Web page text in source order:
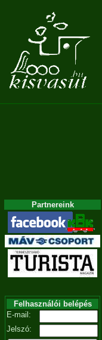
Partnereink
Felhasználói belépés
E-mail:
Jelszó: